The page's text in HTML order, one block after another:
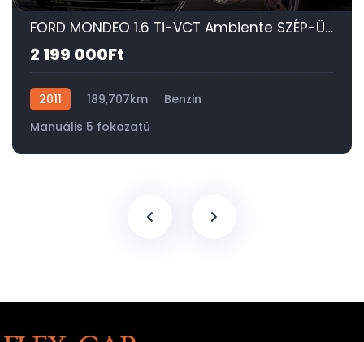
FORD MONDEO 1.6 Ti-VCT Ambiente SZÉP-ÜLÉSFŰTÉS-DIGIT KLÍMA-SONY-TEMPOMAT-PDC!
2 199 000Ft
2011 189,707km
Benzin
Manuális 5 fokozatú